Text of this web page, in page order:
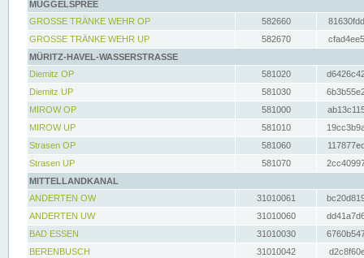
MÜGGELSPREE
GROSSE TRÄNKE WEHR OP
582660
GROSSE TRÄNKE WEHR UP
582670
MÜRITZ-HAVEL-WASSERSTRASSE
Diemitz OP
581020
Diemitz UP
581030
MIROW OP
581000
MIROW UP
581010
Strasen OP
581060
Strasen UP
581070
MITTELLANDKANAL
ANDERTEN OW
31010061
ANDERTEN UW
31010060
BAD ESSEN
31010030
BERENBUSCH
31010042